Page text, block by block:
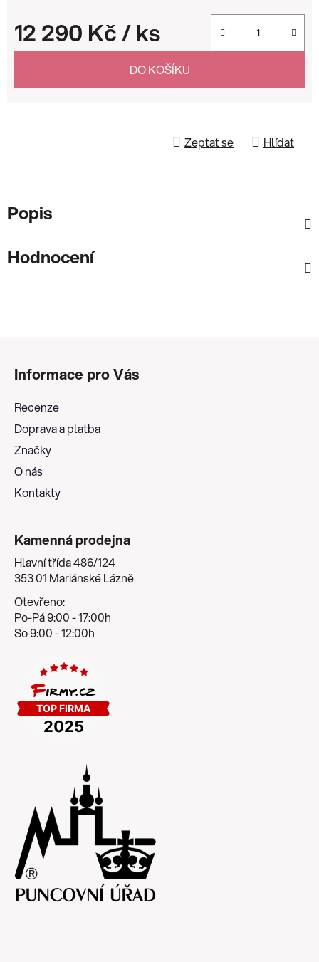
12 290 Kč/ ks
Měrná cena:
DO KOŠÍKU
Zeptat se Hlídat
Popis
Hodnocení
Informace pro Vás
Recenze
Doprava a platba
Značky
O nás
Kontakty
Kamenná prodejna
Hlavní třída 486/124
353 01 Mariánské Lázně
Otevřeno:
Po-Pá 9:00 - 17:00h
So 9:00 - 12:00h